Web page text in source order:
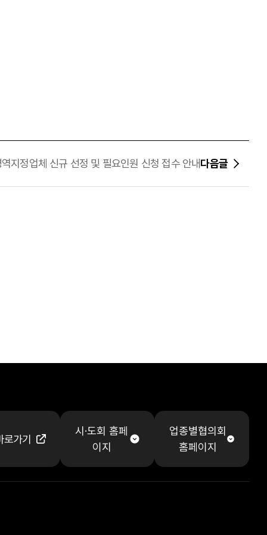
지정업체 신규 선정 및 필요인원 신청 접수 안내다음글
로가기
시·도회 홈페
이지
업종별협의회
홈페이지